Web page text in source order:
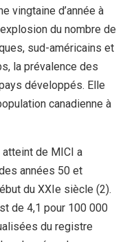
vingtaine d’année à
du nombre de
sud-américains et
la prévalence des
développés. Elle
canadienne à
atteint de MICI a
années 50 et
du XXIe siècle (2).
de 4,1 pour 100 000
du registre